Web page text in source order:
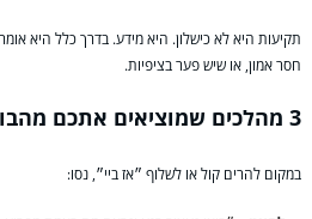
תקיעות היא לא כישלון. היא מידע. בדרך כלל היא
חסר אמון, או שיש פער בציפיות.
3 מהלכים שמוציאים אתכם מהבוץ, באלגנטיות
במקום להרים קול או לשלוף ״אז ביי״, נסו: